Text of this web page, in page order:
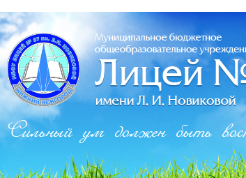
Сильный ум должен быть